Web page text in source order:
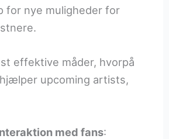
for nye muligheder for
effektive måder, hvorpå
upcoming artists,
med fans: